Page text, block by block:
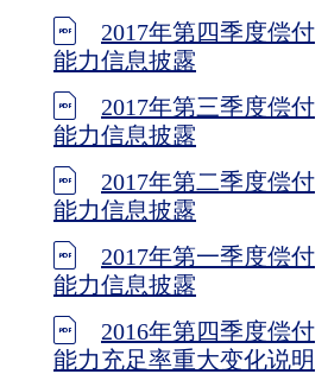
2017年第四季度偿付
能力信息披露
2017年第三季度偿付
能力信息披露
2017年第二季度偿付
能力信息披露
2017年第一季度偿付
能力信息披露
2016年第四季度偿付
能力充足率重大变化说明